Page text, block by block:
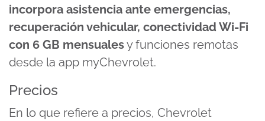
incorpora asistencia ante emergencias,
recuperación vehicular, conectividad Wi-Fi
con 6 GB mensualesy funciones remotas
desde la app myChevrolet.
Precios
En lo que refiere a precios, Chevrolet